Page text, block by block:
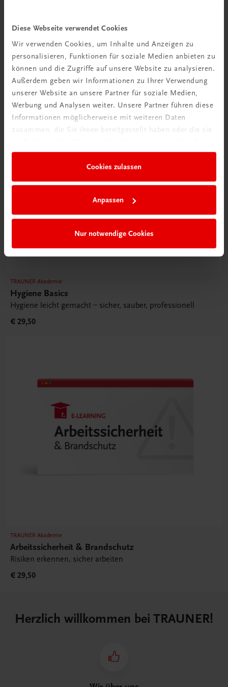
Diese Webseite verwendet Cookies
Wir verwenden Cookies, um Inhalte und Anzeigen zu
personalisieren, Funktionen für soziale Medien anbieten zu
können und die Zugriffe auf unsere Website zu analysieren.
Außerdem geben wir Informationen zu Ihrer Verwendung
unserer Website an unsere Partner für soziale Medien,
Werbung und Analysen weiter. Unsere Partner führen diese
Informationen möglicherweise mit weiteren Daten
zusammen, die Sie ihnen bereitgestellt haben oder die sie
Cookies zulassen
Anpassen
Nur notwendige Cookies
TRAUNER Akademie
Allergene & Co
Unverträglichkeiten verstehen – Gäste sicher beraten
€ 24,50
TRAUNER Akademie
Hygiene Basics
Hygiene leicht gemacht – sicher, sauber, professionell
€ 29,50
TRAUNER Akademie
Arbeitssicherheit & Brandschutz
Risiken erkennen, sicher arbeiten
€ 29,50
Herzlich willkommen bei TRAUNER!